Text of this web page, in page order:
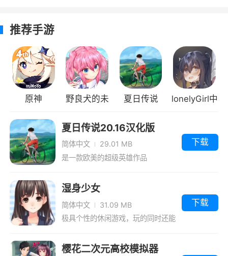
推荐手游
原神
野良犬的未
版
夏日传说
攻略）
lonelyGirl中
夏日传说20.16汉化版
简体中文
29.01 MB
是一款欧美的超级英雄作品
下载
湿身少女
简体中文
31.09 MB
极具个性的休闲游戏，玩的同时还能
下载
樱花二次元高校模拟器